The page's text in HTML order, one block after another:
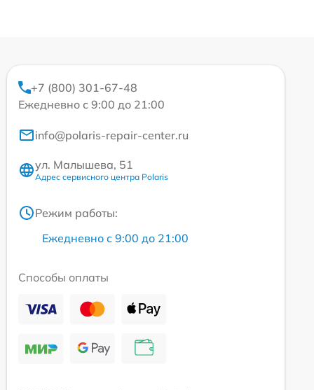
+7 (800) 301-67-48
Ежедневно с 9:00 до 21:00
info@polaris-repair-center.ru
ул. Малышева, 51
Адрес сервисного центра Polaris
Режим работы:
Ежедневно с 9:00 до 21:00
Способы оплаты